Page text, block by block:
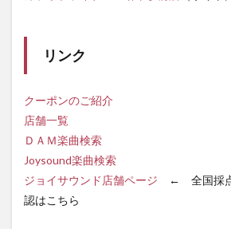
リンク
クーポンのご紹介
店舗一覧
ＤＡＭ楽曲検索
Joysound楽曲検索
ジョイサウンド店舗ページ ← 全国採点
認はこちら